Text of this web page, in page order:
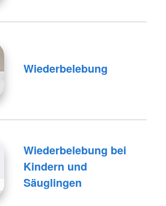
Wiederbelebung
Wiederbelebung bei
Kindern und
Säuglingen